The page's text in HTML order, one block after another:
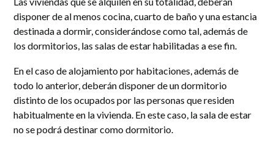
disponer de al menos cocina, cuarto de baño y una estancia
destinada a dormir, considerándose como tal, además de
los dormitorios, las salas de estar habilitadas a ese fin.
En el caso de alojamiento por habitaciones, además de
todo lo anterior, deberán disponer de un dormitorio
distinto de los ocupados por las personas que residen
habitualmente en la vivienda. En este caso, la sala de estar
no se podrá destinar como dormitorio.